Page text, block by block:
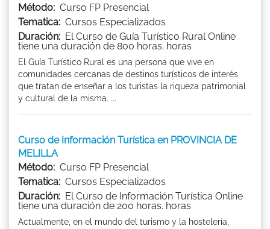
Método: Curso FP Presencial
Tematica: Cursos Especializados
Duración: El Curso de Guía Turístico Rural Online
tiene una duración de 800 horas. horas
El Guía Turístico Rural es una persona que vive en
comunidades cercanas de destinos turísticos de interés
que tratan de enseñar a los turistas la riqueza patrimonial
y cultural de la misma. ...
Curso de Información Turística en PROVINCIA DE
MELILLA
Método: Curso FP Presencial
Tematica: Cursos Especializados
Duración: El Curso de Información Turística Online
tiene una duración de 200 horas. horas
Actualmente, en el mundo del turismo y la hostelería,